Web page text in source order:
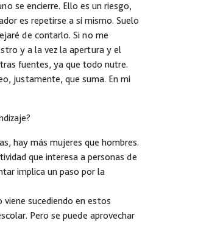
se encierre. Ello es un riesgo,
es repetirse a sí mismo. Suelo
de contarlo. Si no me
y a la vez la apertura y el
fuentes, ya que todo nutre.
justamente, que suma. En mi
hay más mujeres que hombres.
que interesa a personas de
implica un paso por la
sucediendo en estos
Pero se puede aprovechar